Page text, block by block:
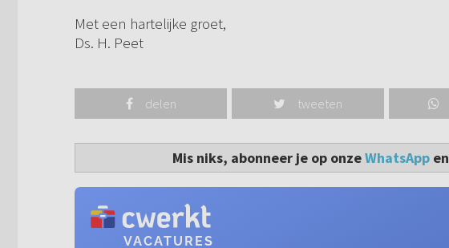
Met een hartelijke groet,
Ds. H. Peet
delen tweeten
Mis niks, abonneer je op onzeWhatsAppen